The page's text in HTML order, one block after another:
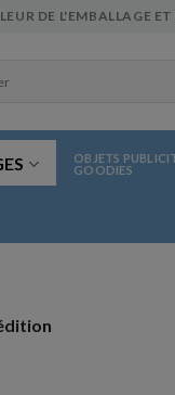
DE L'EMBALLAGE ET
OBJETS
GOODIES